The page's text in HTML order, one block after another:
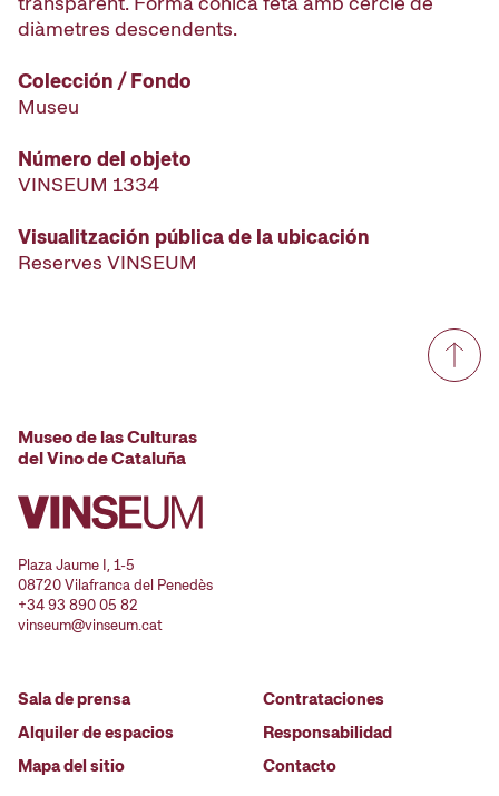
diàmetres descendents.
Colección / Fondo
Museu
Número del objeto
VINSEUM 1334
Visualitzación pública de la ubicación
Reserves VINSEUM
Museo de las Culturas
del Vino de Cataluña
Plaza Jaume I, 1-5
08720 Vilafranca del Penedès
+34 93 890 05 82
vinseum@vinseum.cat
Sala de prensa
Alquiler de espacios
Mapa del sitio
Contrataciones
Responsabilidad
Contacto